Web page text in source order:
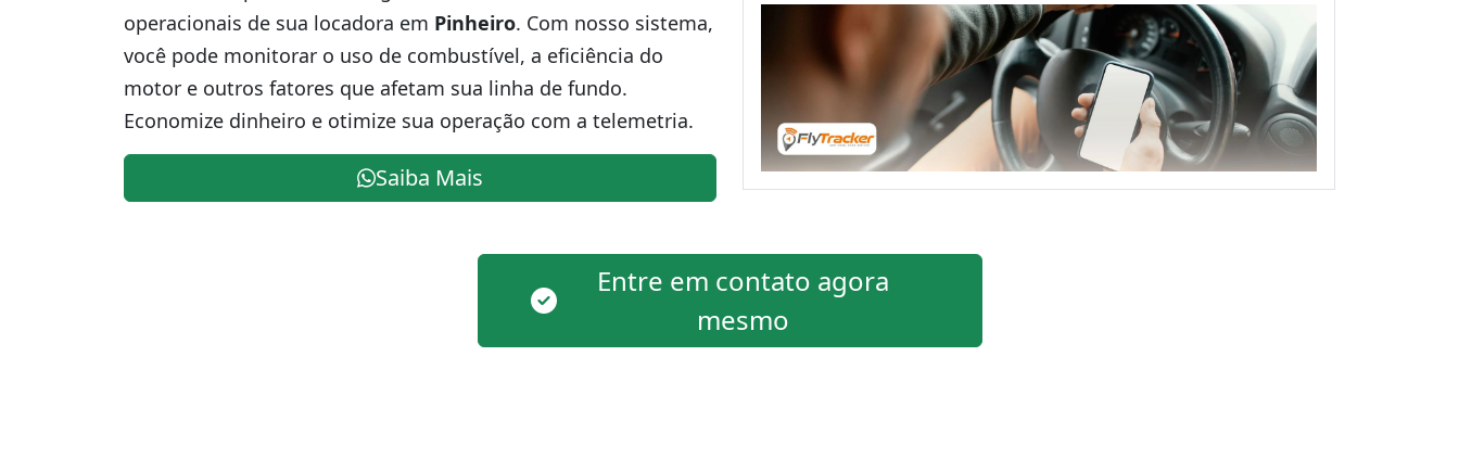
operacionais de sua locadora em Pinheiro. Com nosso sistema,
você pode monitorar o uso de combustível, a eficiência do
motor e outros fatores que afetam sua linha de fundo.
Economize dinheiro e otimize sua operação com a telemetria.
Saiba Mais
Entre em contato agora
mesmo